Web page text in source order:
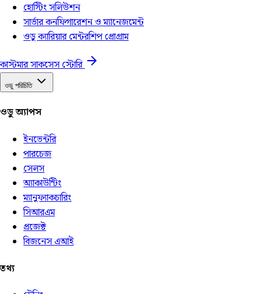
হোস্টিং সলিউশন
সার্ভার কনফিগারেশন ও ম্যানেজমেন্ট
ওডু ক্যারিয়ার মেন্টরশিপ প্রোগ্রাম
কাস্টমার সাকসেস স্টোরি
ওডু পরিচিতি
ওডু অ্যাপস
ইনভেন্টরি
পারচেজ
সেলস
অ্যাকাউন্টিং
ম্যানুফ্যাকচারিং
সিআরএম
প্রজেক্ট
বিজনেস এআই
তথ্য